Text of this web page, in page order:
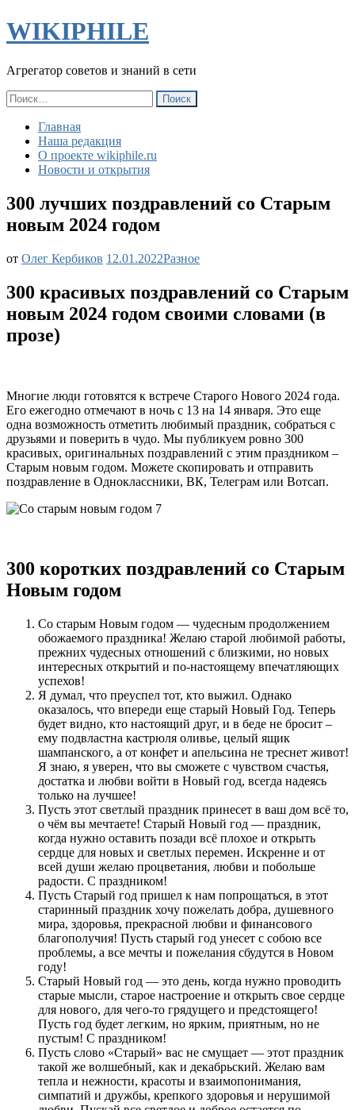
WIKIPHILE
Агрегатор советов и знаний в сети
Найти:
Главная
Наша редакция
О проекте wikiphile.ru
Новости и открытия
300 лучших поздравлений со Старым
новым 2024 годом
от Олег Кербиков 12.01.2022300
со
Старым
Разное
300 красивых поздравлений со Старым
новым 2024 годом своими словами (в
прозе)
Многие люди готовятся к встрече Старого Нового 2024 года.
Его ежегодно отмечают в ночь с 13 на 14 января. Это еще
одна возможность отметить любимый праздник, собраться с
друзьями и поверить в чудо. Мы публикуем ровно 300
красивых, оригинальных поздравлений с этим праздником –
Старым новым годом. Можете скопировать и отправить
поздравление в Одноклассники, ВК, Телеграм или Вотсап.
300 коротких поздравлений со Старым
Новым годом
Со старым Новым годом — чудесным продолжением
обожаемого праздника! Желаю старой любимой работы,
прежних чудесных отношений с близкими, но новых
интересных открытий и по-настоящему впечатляющих
успехов!
Я думал, что преуспел тот, кто выжил. Однако
оказалось, что впереди еще старый Новый Год. Теперь
будет видно, кто настоящий друг, и в беде не бросит –
ему подвластна кастрюля оливье, целый ящик
шампанского, а от конфет и апельсина не треснет живот!
Я знаю, я уверен, что вы сможете с чувством счастья,
достатка и любви войти в Новый год, всегда надеясь
только на лучшее!
Пусть этот светлый праздник принесет в ваш дом всё то,
о чём вы мечтаете! Старый Новый год — праздник,
когда нужно оставить позади всё плохое и открыть
сердце для новых и светлых перемен. Искренне и от
всей души желаю процветания, любви и побольше
радости. С праздником!
Пусть Старый год пришел к нам попрощаться, в этот
старинный праздник хочу пожелать добра, душевного
мира, здоровья, прекрасной любви и финансового
благополучия! Пусть старый год унесет с собою все
проблемы, а все мечты и пожелания сбудутся в Новом
году!
Старый Новый год — это день, когда нужно проводить
старые мысли, старое настроение и открыть свое сердце
для нового, для чего-то грядущего и предстоящего!
Пусть год будет легким, но ярким, приятным, но не
пустым! С праздником!
Пусть слово «Старый» вас не смущает — этот праздник
такой же волшебный, как и декабрьский. Желаю вам
тепла и нежности, красоты и взаимопонимания,
симпатий и дружбы, крепкого здоровья и нерушимой